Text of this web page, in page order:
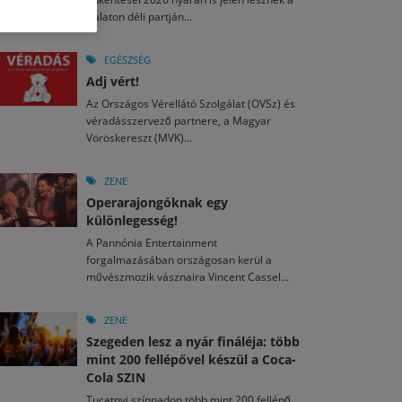
2026. JÚL. 15.
nézők 10 kedvenc filmje 2026 első félévében
2026. JÚL. 3.
án hozzánk is megérkezik a Rocktábor
2026. JÚL. 29.
a jubileumi Művészetek Völgye – még öt
ünnep
Fesztivál 2026
egy mese: 30 napos mesekihívást indít a Libri
2026. MÁJ. 11.
László kapta az Artisjus Irodalmi Nagydíjat
Balaton déli partján...
EGÉSZSÉG
Adj vért!
Az Országos Vérellátó Szolgálat (OVSz) és
véradásszervező partnere, a Magyar
Vöröskereszt (MVK)...
ZENE
Operarajongóknak egy
különlegesség!
A Pannónia Entertainment
forgalmazásában országosan kerül a
művészmozik vásznaira Vincent Cassel...
ZENE
Szegeden lesz a nyár fináléja: több
mint 200 fellépővel készül a Coca-
Cola SZIN